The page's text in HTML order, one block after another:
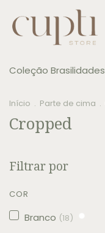
Coleção Brasilidades
Início . Parte de cima .
Cropped
Filtrar por
COR
Branco (18)